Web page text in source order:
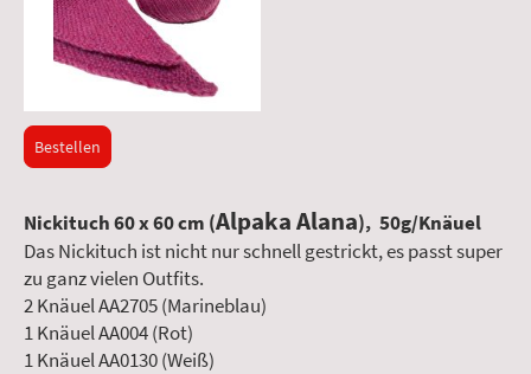
Bestellen
Nickituch 60 x 60 cm (Alpaka Alana), 50g/Knäuel
Das Nickituch ist nicht nur schnell gestrickt, es passt super
zu ganz vielen Outfits.
2 Knäuel AA2705 (Marineblau)
1 Knäuel AA004 (Rot)
1 Knäuel AA0130 (Weiß)